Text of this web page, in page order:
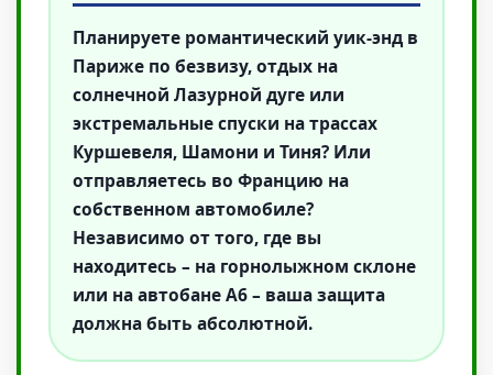
Планируете романтический уик-энд в
Париже по безвизу, отдых на
солнечной Лазурной дуге или
экстремальные спуски на трассах
Куршевеля, Шамони и Тиня? Или
отправляетесь во Францию на
собственном автомобиле?
Независимо от того, где вы
находитесь – на горнолыжном склоне
или на автобане A6 – ваша защита
должна быть абсолютной.